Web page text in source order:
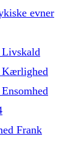
evner
Livskald
Kærlighed
Frank